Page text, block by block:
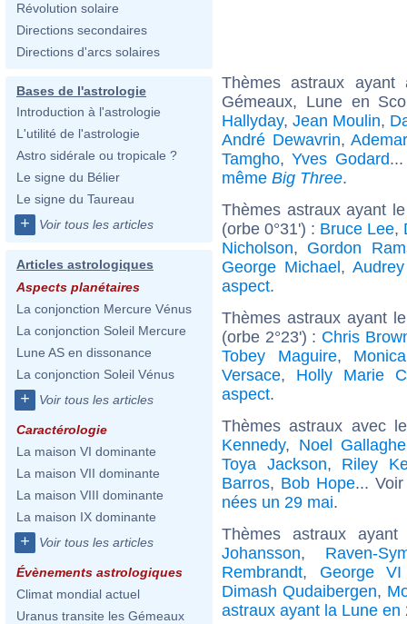
Révolution solaire
Directions secondaires
Directions d'arcs solaires
Bases de l'astrologie
Introduction à l'astrologie
L'utilité de l'astrologie
Astro sidérale ou tropicale ?
Le signe du Bélier
Le signe du Taureau
+ Voir tous les articles
Articles astrologiques
Aspects planétaires
La conjonction Mercure Vénus
La conjonction Soleil Mercure
Lune AS en dissonance
La conjonction Soleil Vénus
+ Voir tous les articles
Caractérologie
La maison VI dominante
La maison VII dominante
La maison VIII dominante
La maison IX dominante
+ Voir tous les articles
Évènements astrologiques
Climat mondial actuel
Uranus transite les Gémeaux
Thèmes astraux
Gémeaux, Lune en
Hallyday, Jean Moulin,
André Dewavrin,
Tamgho,Yves Godard
même Big Three.
Thèmes astraux ayant
(orbe 0°31') : Bruce Lee,
Nicholson, Gordon
George Michael,
aspect.
Thèmes astraux ayant
(orbe 2°23') : Chris
Tobey Maguire,
Versace, Holly Marie
aspect.
Thèmes astraux avec
Kennedy, Noel
Toya Jackson, Riley
Barros, Bob Hope...
nées un 29 mai.
Thèmes astraux
Johansson, Raven-
Rembrandt, George
Dimash Qudaibergen,
astraux ayant la Lune en